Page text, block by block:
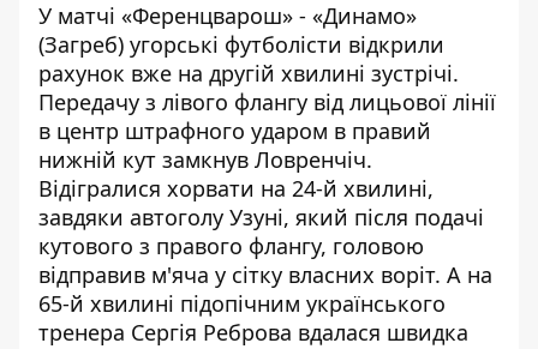
У матчі «Ференцварош» - «Динамо»
(Загреб) угорські футболісти відкрили
рахунок вже на другій хвилині зустрічі.
Передачу з лівого флангу від лицьової лінії
в центр штрафного ударом в правий
нижній кут замкнув Ловренчіч.
Відігралися хорвати на 24-й хвилині,
завдяки автоголу Узуні, який після подачі
кутового з правого флангу, головою
відправив м'яча у сітку власних воріт. А на
65-й хвилині підопічним українського
тренера Сергія Реброва вдалася швидка